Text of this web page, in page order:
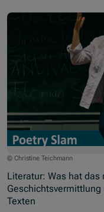
© Christine Teichmann
Literatur: Was hat das
Geschichtsvermittlung
Texten